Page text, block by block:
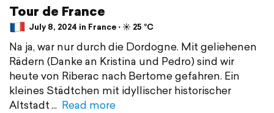
Tour de France
July 8, 2024 in France ⋅ ☀️ 25 °C
Na ja, war nur durch die Dordogne. Mit geliehenen
Rädern (Danke an Kristina und Pedro) sind wir
heute von Riberac nach Bertome gefahren. Ein
kleines Städtchen mit idyllischer historischer
Altstadt
Read more